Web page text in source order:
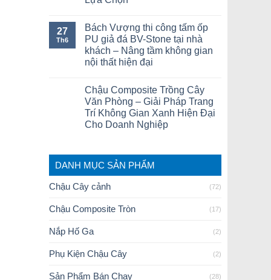
27
Th6
Bách Vượng thi công tấm ốp
PU giả đá BV-Stone tại nhà
khách – Nâng tầm không gian
nội thất hiện đại
Chậu Composite Trồng Cây
Văn Phòng – Giải Pháp Trang
Trí Không Gian Xanh Hiện Đại
Cho Doanh Nghiệp
DANH MỤC SẢN PHẨM
Chậu Cây cảnh (72)
Chậu Composite Tròn (17)
Nắp Hố Ga (2)
Phụ Kiện Chậu Cây (2)
Sản Phẩm Bán Chạy (28)